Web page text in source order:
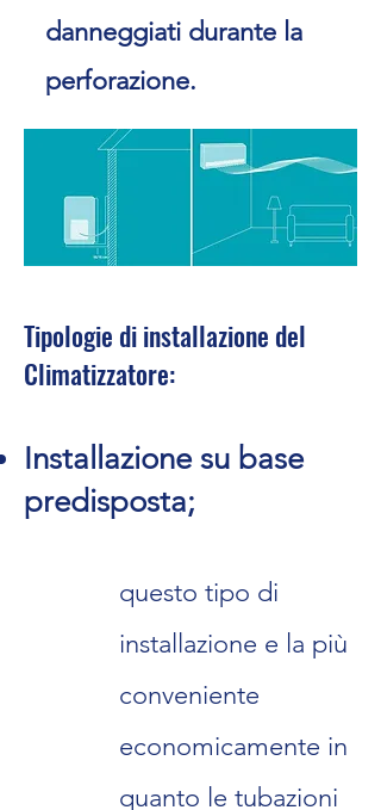
danneggiati durante la
perforazione.
Tipologie di installazione del
Climatizzatore:
Installazione su base
predisposta;
questo tipo di
installazione e la più
conveniente
economicamente in
quanto le tubazioni